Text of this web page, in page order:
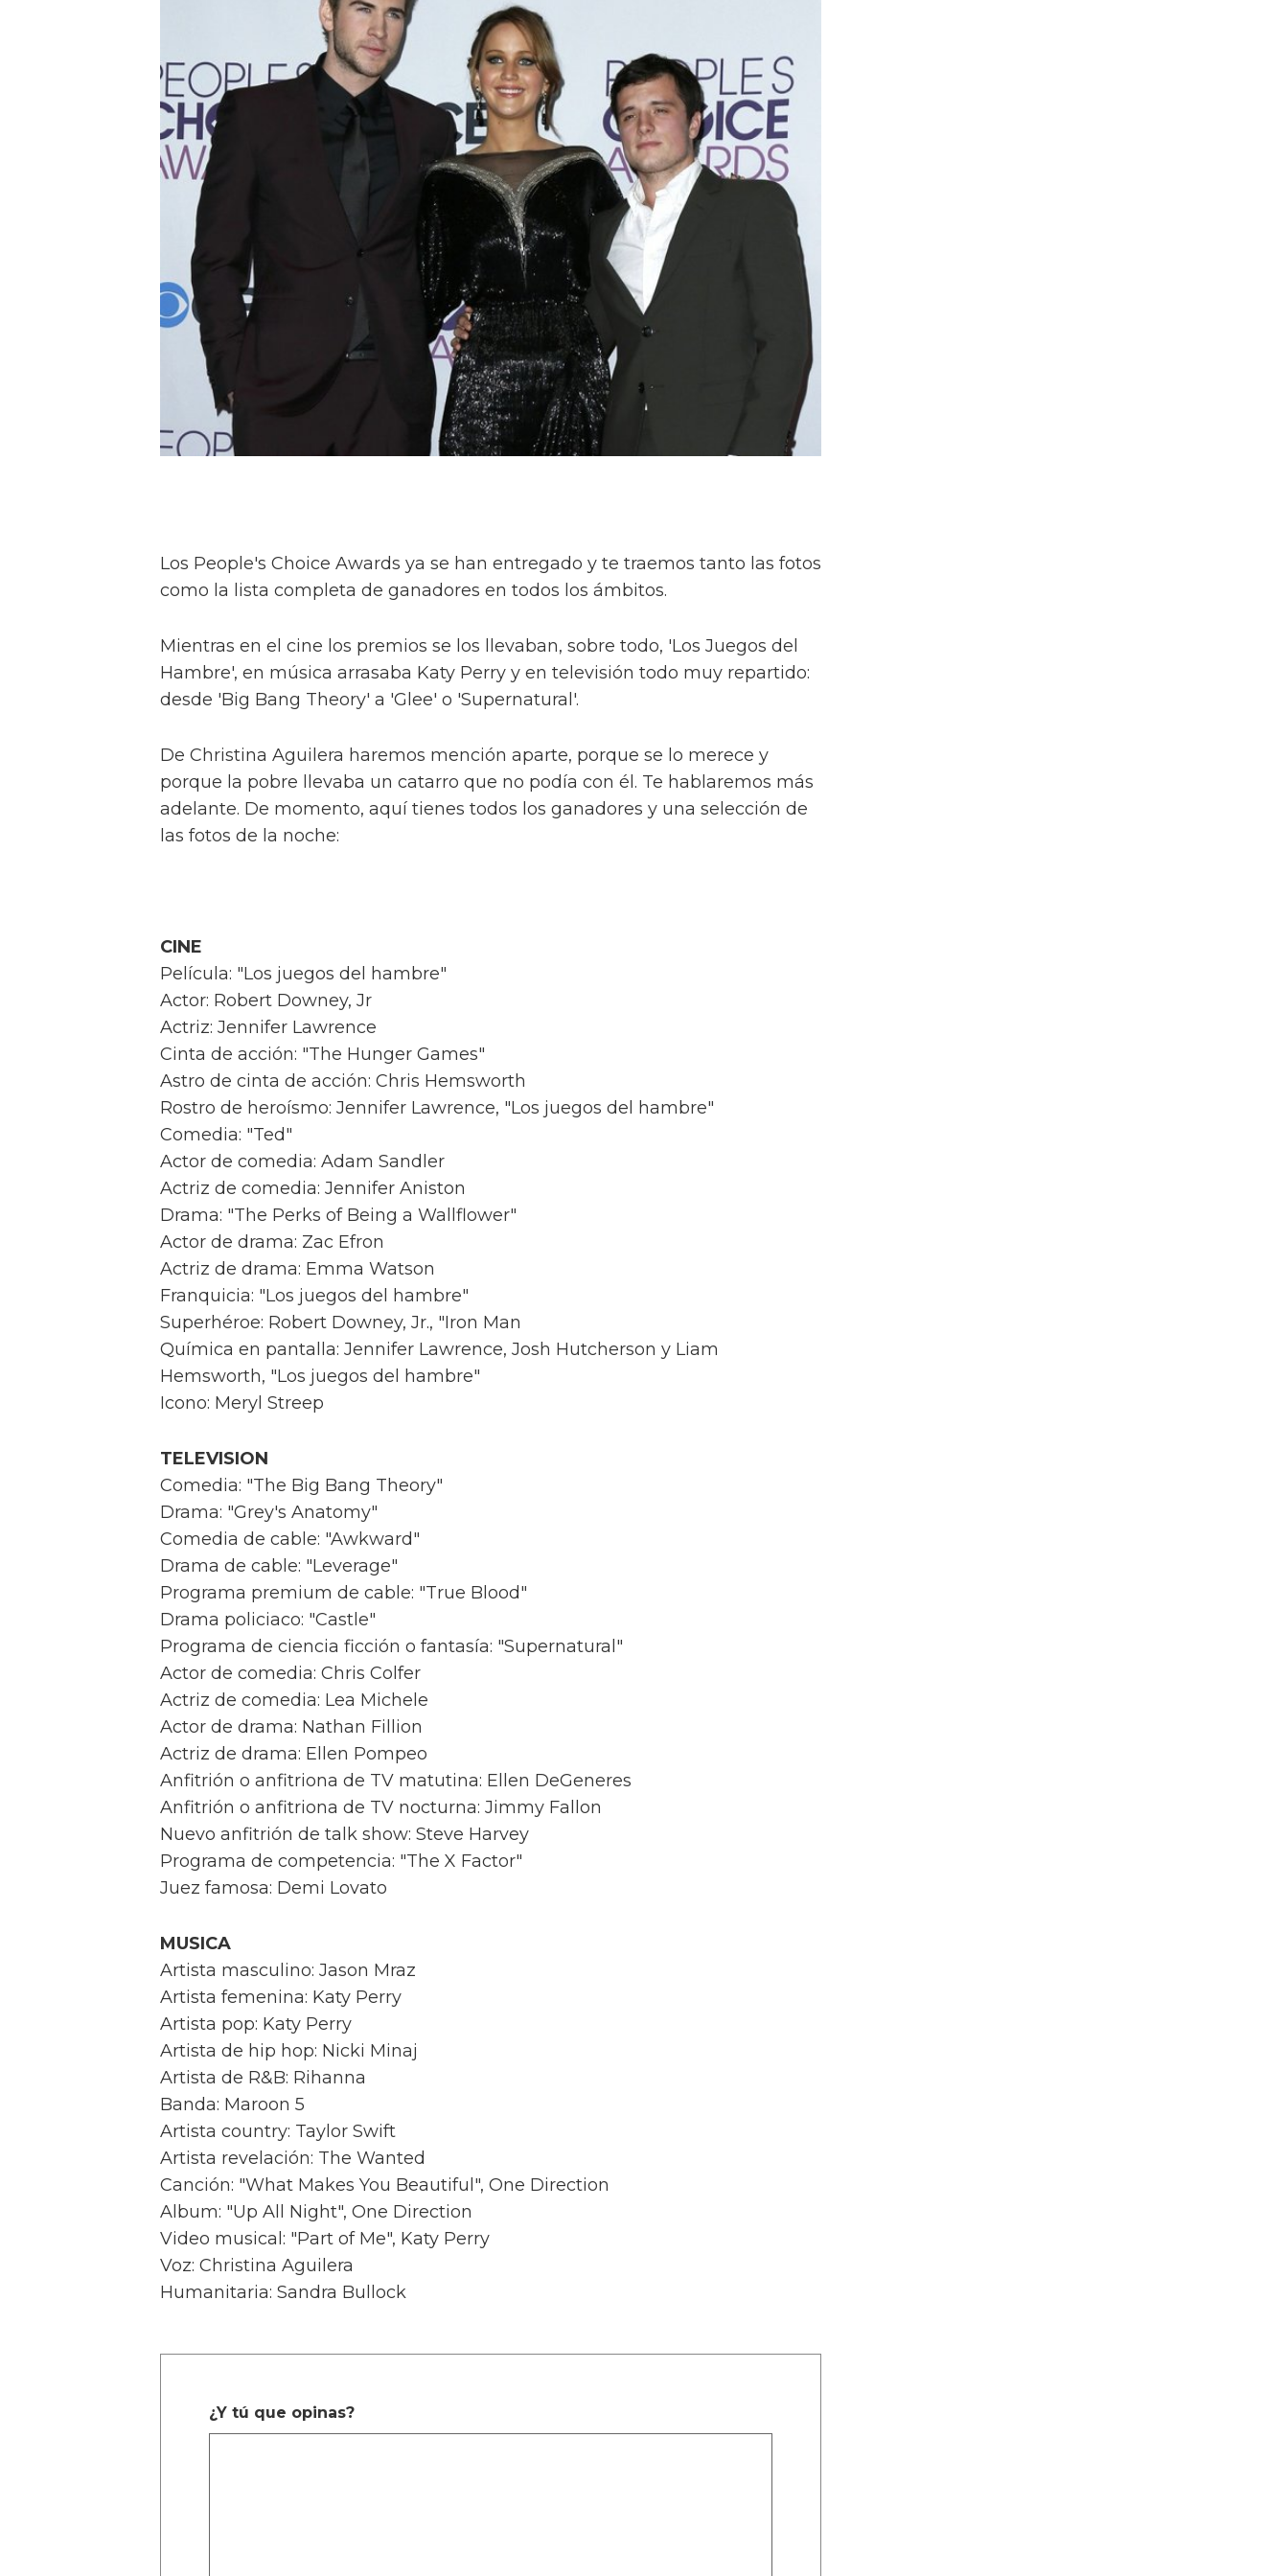
Los People's Choice Awards ya se han entregado y te traemos tanto las fotos
como la lista completa de ganadores en todos los ámbitos.
Mientras en el cine los premios se los llevaban, sobre todo, 'Los Juegos del
Hambre', en música arrasaba Katy Perry y en televisión todo muy repartido:
desde 'Big Bang Theory' a 'Glee' o 'Supernatural'.
De Christina Aguilera haremos mención aparte, porque se lo merece y
porque la pobre llevaba un catarro que no podía con él. Te hablaremos más
adelante. De momento, aquí tienes todos los ganadores y una selección de
las fotos de la noche:
CINE
Película: "Los juegos del hambre"
Actor: Robert Downey, Jr
Actriz: Jennifer Lawrence
Cinta de acción: "The Hunger Games"
Astro de cinta de acción: Chris Hemsworth
Rostro de heroísmo: Jennifer Lawrence, "Los juegos del hambre"
Comedia: "Ted"
Actor de comedia: Adam Sandler
Actriz de comedia: Jennifer Aniston
Drama: "The Perks of Being a Wallflower"
Actor de drama: Zac Efron
Actriz de drama: Emma Watson
Franquicia: "Los juegos del hambre"
Superhéroe: Robert Downey, Jr., "Iron Man
Química en pantalla: Jennifer Lawrence, Josh Hutcherson y Liam
Hemsworth, "Los juegos del hambre"
Icono: Meryl Streep
TELEVISION
Comedia: "The Big Bang Theory"
Drama: "Grey's Anatomy"
Comedia de cable: "Awkward"
Drama de cable: "Leverage"
Programa premium de cable: "True Blood"
Drama policiaco: "Castle"
Programa de ciencia ficción o fantasía: "Supernatural"
Actor de comedia: Chris Colfer
Actriz de comedia: Lea Michele
Actor de drama: Nathan Fillion
Actriz de drama: Ellen Pompeo
Anfitrión o anfitriona de TV matutina: Ellen DeGeneres
Anfitrión o anfitriona de TV nocturna: Jimmy Fallon
Nuevo anfitrión de talk show: Steve Harvey
Programa de competencia: "The X Factor"
Juez famosa: Demi Lovato
MUSICA
Artista masculino: Jason Mraz
Artista femenina: Katy Perry
Artista pop: Katy Perry
Artista de hip hop: Nicki Minaj
Artista de R&B: Rihanna
Banda: Maroon 5
Artista country: Taylor Swift
Artista revelación: The Wanted
Canción: "What Makes You Beautiful", One Direction
Album: "Up All Night", One Direction
Video musical: "Part of Me", Katy Perry
Voz: Christina Aguilera
Humanitaria: Sandra Bullock
¿Y tú que opinas?